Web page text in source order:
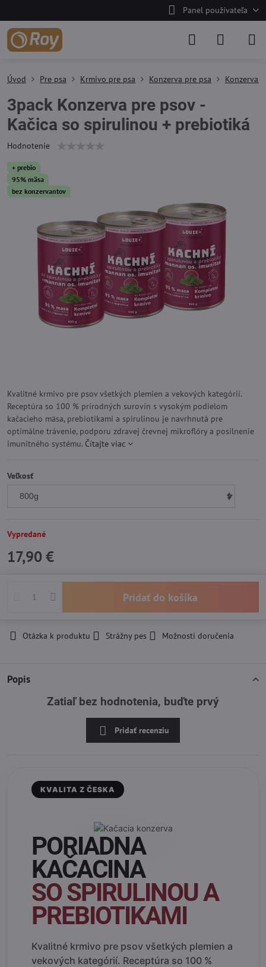
Panel používateľa
+ prebio
95% mäsa
bez konzervantov
Úvod Pre psa Krmivo pre psa Konzerva pre psa Konzerva
3pack Konzerva pre psov -
Kačica so spirulinou + prebiotiká
Hodnotenie
Kvalitné krmivo pre psov všetkých plemien a vekových kategórií.
Receptúra so 100 % prírodných surovín s vysokým podielom
kačacieho mäsa, prebiotikami a spirulinou je navrhnutá pre
optimálne trávenie, podporu zdravej črevnej mikroflóry a posilnenie
imunitného systému. Čítajte viac
Veľkosť
Vypredané
17,90 €
Pridať do košíka
Otázka k produktu Strážny pes Možnosti doručenia
Popis
Zatiaľ bez hodnotenia, buďte prvý
Pridať recenziu
KVALITA Z ČESKA
PORIADNA
KAČACINA
SO SPIRULINOU A
PREBIOTIKAMI
Kvalitné krmivo pre psov všetkých plemien a
vekových kategórií. Receptúra so 100 %